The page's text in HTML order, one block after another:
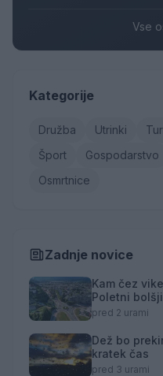
Vse
Kategorije
Družba Utrinki
Šport
Gospodarstvo
Osmrtnice
Zadnje novice
Kam čez
Poletni
pred 2 urami
Dež bo
kratek čas
pred 3 urami